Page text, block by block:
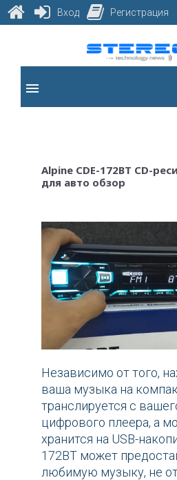
content
menu
Alpine CDE-172BT CD-
для авто обзор
Независимо от того,
ваша музыка на
транслируется с
цифрового плеера, а
хранится на USB-
172BT может
любимую музыку, не
Вход Регистрация